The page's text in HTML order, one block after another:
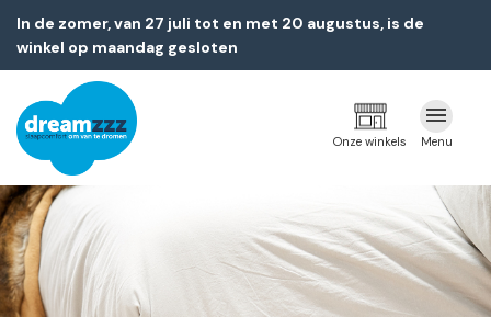
In de zomer, van 27 juli tot en met 20 augustus, is de
winkel op maandag gesloten
Onze winkels Menu